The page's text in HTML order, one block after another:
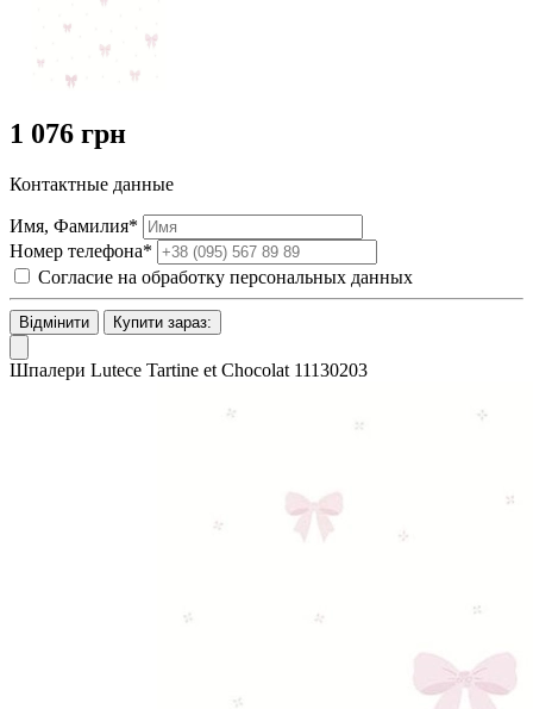
1 076 грн
Контактные данные
Имя, Фамилия*
Номер телефона*
Согласие на обработку персональных данных
Відмінити Купити зараз:
Шпалери Lutece Tartine et Chocolat 11130203